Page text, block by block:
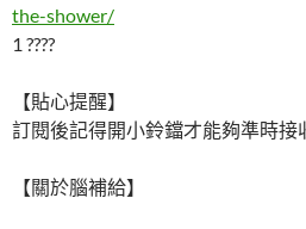
the-shower/
1 ????
【貼心提醒】
訂閱後記得開小鈴鐺才能夠準時接
【關於腦補給】